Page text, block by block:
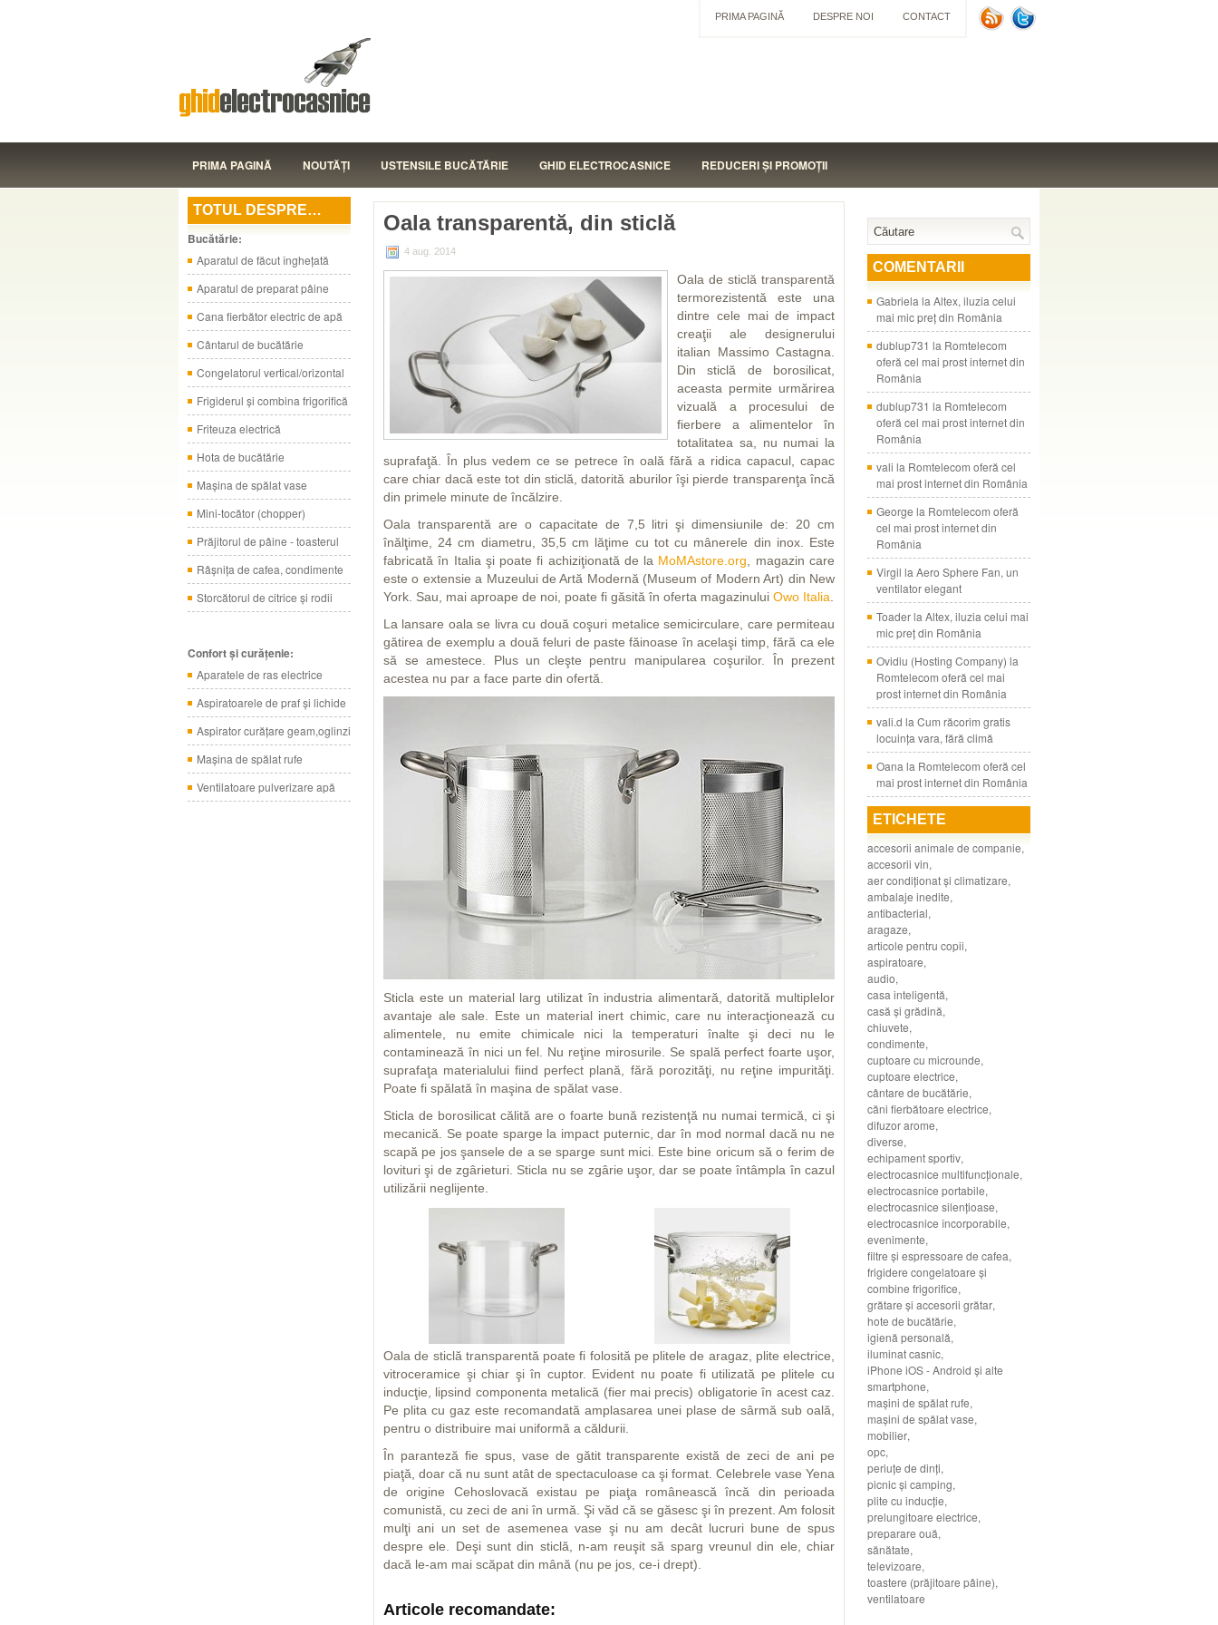
PRIMA PAGINĂ DESPRE NOI CONTACT
PRIMA PAGINĂ NOUTĂŢI USTENSILE BUCĂTĂRIE GHID ELECTROCASNICE REDUCERI ŞI PROMOŢII
TOTUL DESPRE…
Bucătărie:
Aparatul de făcut îngheţată
Aparatul de preparat pâine
Cana fierbător electric de apă
Cântarul de bucătărie
Congelatorul vertical/orizontal
Frigiderul şi combina frigorifică
Friteuza electrică
Hota de bucătărie
Maşina de spălat vase
Mini-tocător (chopper)
Prăjitorul de pâine - toasterul
Râşniţa de cafea, condimente
Storcătorul de citrice şi rodii
Confort şi curăţenie:
Aparatele de ras electrice
Aspiratoarele de praf şi lichide
Aspirator curăţare geam,oglinzi
Maşina de spălat rufe
Ventilatoare pulverizare apă
Oala transparentă, din sticlă
4 aug. 2014
Oala de sticlă transparentă
termorezistentă este una
dintre cele mai de impact
creaţii ale designerului
italian Massimo Castagna.
Din sticlă de borosilicat,
aceasta permite urmărirea
vizuală a procesului de
fierbere a alimentelor în
totalitatea sa, nu numai la
suprafaţă. În plus vedem ce se petrece în oală fără a ridica capacul, capac
care chiar dacă este tot din sticlă, datorită aburilor îşi pierde transparenţa încă
din primele minute de încălzire.
Oala transparentă are o capacitate de 7,5 litri şi dimensiunile de: 20 cm
înălţime, 24 cm diametru, 35,5 cm lăţime cu tot cu mânerele din inox. Este
fabricată în Italia şi poate fi achiziţionată de la MoMAstore.org , magazin care
este o extensie a Muzeului de Artă Modernă (Museum of Modern Art) din New
York. Sau, mai aproape de noi, poate fi găsită în oferta magazinului Owo Italia
La lansare oala se livra cu două coşuri metalice semicirculare, care permiteau
gătirea de exemplu a două feluri de paste făinoase în acelaşi timp, fără ca ele
să se amestece. Plus un cleşte pentru manipularea coşurilor. În prezent
acestea nu par a face parte din ofertă.
Sticla este un material larg utilizat în industria alimentară, datorită multiplelor
avantaje ale sale. Este un material inert chimic, care nu interacţionează cu
alimentele, nu emite chimicale nici la temperaturi înalte şi deci nu le
contaminează în nici un fel. Nu reţine mirosurile. Se spală perfect foarte uşor,
suprafaţa materialului fiind perfect plană, fără porozităţi, nu reţine impurităţi.
Poate fi spălată în maşina de spălat vase.
Sticla de borosilicat călită are o foarte bună rezistenţă nu numai termică, ci şi
mecanică. Se poate sparge la impact puternic, dar în mod normal dacă nu ne
scapă pe jos şansele de a se sparge sunt mici. Este bine oricum să o ferim de
lovituri şi de zgârieturi. Sticla nu se zgârie uşor, dar se poate întâmpla în cazul
utilizării neglijente.
Oala de sticlă transparentă poate fi folosită pe plitele de aragaz, plite electrice,
vitroceramice şi chiar şi în cuptor. Evident nu poate fi utilizată pe plitele cu
inducţie, lipsind componenta metalică (fier mai precis) obligatorie în acest caz.
Pe plita cu gaz este recomandată amplasarea unei plase de sârmă sub oală,
pentru o distribuire mai uniformă a căldurii.
În paranteză fie spus, vase de gătit transparente există de zeci de ani pe
piaţă, doar că nu sunt atât de spectaculoase ca şi format. Celebrele vase Yena
de origine Cehoslovacă existau pe piaţa românească încă din perioada
comunistă, cu zeci de ani în urmă. Şi văd că se găsesc şi în prezent. Am folosit
mulţi ani un set de asemenea vase şi nu am decât lucruri bune de spus
despre ele. Deşi sunt din sticlă, n-am reuşit să sparg vreunul din ele, chiar
dacă le-am mai scăpat din mână (nu pe jos, ce-i drept).
Articole recomandate:
COMENTARII
Gabriela la Altex, iluzia celui
mai mic preţ din România
dublup731 la Romtelecom
oferă cel mai prost internet din
România
dublup731 la Romtelecom
oferă cel mai prost internet din
România
vali la Romtelecom oferă cel
mai prost internet din România
George la Romtelecom oferă
cel mai prost internet din
România
Virgil la Aero Sphere Fan, un
ventilator elegant
Toaderla Altex, iluzia celui mai
mic preţ din România
Ovidiu (Hosting Company) la
Romtelecom oferă cel mai
prost internet din România
vali.d la Cum răcorim gratis
locuinţa vara, fără climă
Oana la Romtelecom oferă cel
mai prost internet din România
ETICHETE
accesorii animale de companie,
accesorii vin,
aer condiţionat şi climatizare,
ambalaje inedite,
antibacterial,
aragaze,
articole pentru copii,
aspiratoare,
audio,
casa inteligentă,
casă şi grădină,
chiuvete,
condimente,
cuptoare cu microunde,
cuptoare electrice,
cântare de bucătărie,
căni fierbătoare electrice,
difuzor arome,
diverse,
echipament sportiv,
electrocasnice multifuncţionale,
electrocasnice portabile,
electrocasnice silenţioase,
electrocasnice încorporabile,
evenimente,
filtre şi espressoare de cafea,
frigidere congelatoare şi
combine frigorifice,
grătare şi accesorii grătar,
hote de bucătărie,
igienă personală,
iluminat casnic,
iPhone iOS - Android şi alte
smartphone,
maşini de spălat rufe,
maşini de spălat vase,
mobilier,
opc,
periuţe de dinţi,
picnic şi camping,
plite cu inducţie,
prelungitoare electrice,
preparare ouă,
sănătate,
televizoare,
toastere (prăjitoare pâine),
ventilatoare